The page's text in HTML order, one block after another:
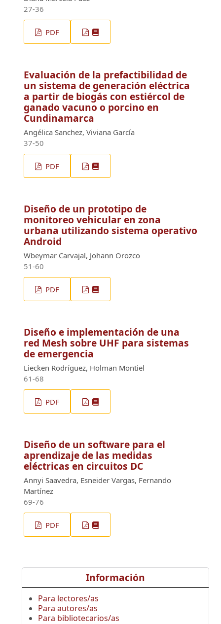
27-36
PDF
Evaluación de la prefactibilidad de
un sistema de generación eléctrica
a partir de biogás con estiércol de
ganado vacuno o porcino en
Cundinamarca
Angélica Sanchez, Viviana García
37-50
PDF
Diseño de un prototipo de
monitoreo vehicular en zona
urbana utilizando sistema operativo
Android
Wbeymar Carvajal, Johann Orozco
51-60
PDF
Diseño e implementación de una
red Mesh sobre UHF para sistemas
de emergencia
Liecken Rodríguez, Holman Montiel
61-68
PDF
Diseño de un software para el
aprendizaje de las medidas
eléctricas en circuitos DC
Annyi Saavedra, Esneider Vargas, Fernando
Martínez
69-76
PDF
Información
Para lectores/as
Para autores/as
Para bibliotecarios/as